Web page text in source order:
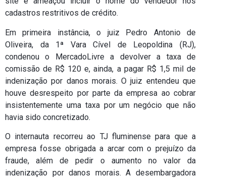
cadastros restritivos de crédito.
Em primeira instância, o juiz Pedro Antonio de
Oliveira, da 1ª Vara Cível de Leopoldina (RJ),
condenou o MercadoLivre a devolver a taxa de
comissão de R$ 120 e, ainda, a pagar R$ 1,5 mil de
indenização por danos morais. O juiz entendeu que
houve desrespeito por parte da empresa ao cobrar
insistentemente uma taxa por um negócio que não
havia sido concretizado.
O internauta recorreu ao TJ fluminense para que a
empresa fosse obrigada a arcar com o prejuízo da
fraude, além de pedir o aumento no valor da
indenização por danos morais. A desembargadora